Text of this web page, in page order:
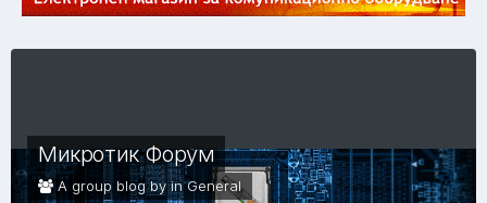
Микротик Форум
A group blog by inGeneral